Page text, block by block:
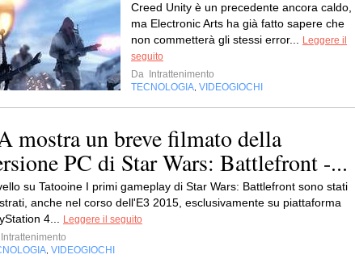
Creed Unity è un precedente ancora caldo,
ma Electronic Arts ha già fatto sapere che
non commetterà gli stessi error...
Leggere il
seguito
Da
Intrattenimento
TECNOLOGIA VIDEOGIOCHI
mostra un breve filmato della
PC di Star Wars: Battlefront -...
su Tatooine I primi gameplay di Star Wars: Battlefront sono stati
anche nel corso dell'E3 2015, esclusivamente su piattaforma
4...
Leggere il seguito
Intrattenimento
VIDEOGIOCHI